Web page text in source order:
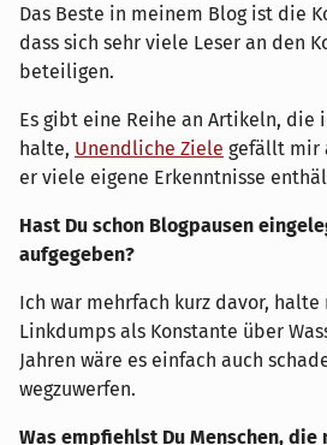
Das Beste in meinem Blog ist die
dass sich sehr viele Leser an den
beteiligen.
Es gibt eine Reihe an Artikeln, die
halte, Unendliche Ziele gefällt mir
er viele eigene Erkenntnisse
Hast Du schon Blogpausen
aufgegeben?
Ich war mehrfach kurz davor,
Linkdumps als Konstante über
Jahren wäre es einfach auch
wegzuwerfen.
Was empfiehlst Du Menschen, die